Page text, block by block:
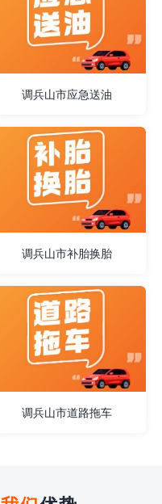
调兵山市应急送油
调兵山市补胎换胎
调兵山市道路拖车